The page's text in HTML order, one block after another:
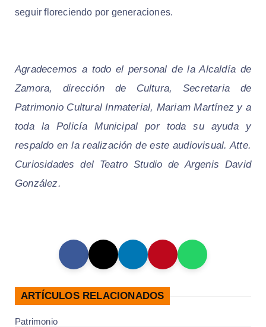
seguir floreciendo por generaciones.
Agradecemos a todo el personal de la Alcaldía de
Zamora, dirección de Cultura, Secretaria de
Patrimonio Cultural Inmaterial, Mariam Martínez y a
toda la Policía Municipal por toda su ayuda y
respaldo en la realización de este audiovisual. Atte.
Curiosidades del Teatro Studio de Argenis David
González.
ARTÍCULOS RELACIONADOS
Patrimonio